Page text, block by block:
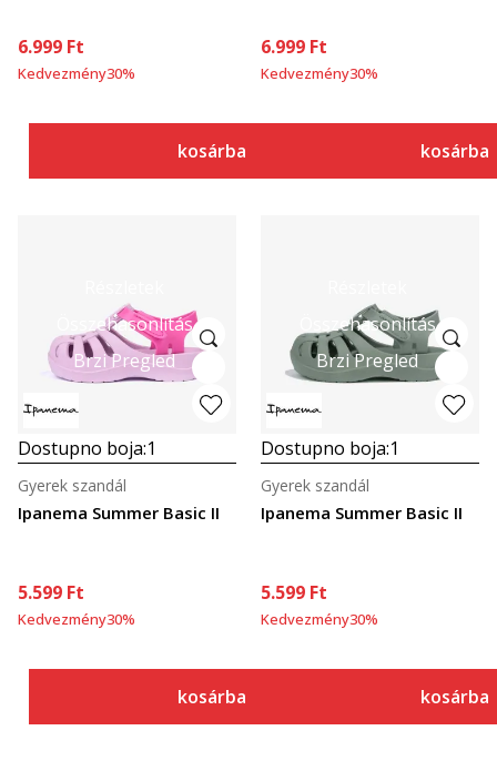
6.999 Ft
Kedvezmény30%
kosárba
6.999 Ft
Kedvezmény30%
kosárba
Összehasonlítás
Brzi Pregled
Dostupno boja:1
Ipanema Summer Basic II
Gyerek szandál
5.599 Ft
Kedvezmény30%
kosárba
Összehasonlítás
Brzi Pregled
Dostupno boja:1
Ipanema Summer Basic II
Gyerek szandál
5.599 Ft
Kedvezmény30%
kosárba